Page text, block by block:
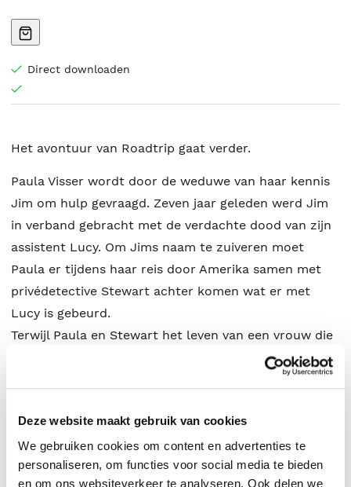
Deze website maakt gebruik van cookies
We gebruiken cookies om content en advertenties te
personaliseren, om functies voor social media te bieden
en om ons websiteverkeer te analyseren. Ook delen we
Direct downloaden
Het avontuur van Roadtrip gaat verder.
Paula Visser wordt door de weduwe van haar kennis
Jim om hulp gevraagd. Zeven jaar geleden werd Jim
in verband gebracht met de verdachte dood van zijn
assistent Lucy. Om Jims naam te zuiveren moet
Paula er tijdens haar reis door Amerika samen met
privédetective Stewart achter komen wat er met
Lucy is gebeurd.
Terwijl Paula en Stewart het leven van een vrouw die
zo onzichtbaar mogelijk door het leven ging
proberen te ontrafelen, worden zij met harde hand
naar Mexico leidt, komt een noodlottige confrontatie
steeds dichterbij…